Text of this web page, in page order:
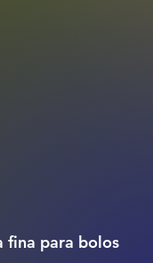
fina para bolos